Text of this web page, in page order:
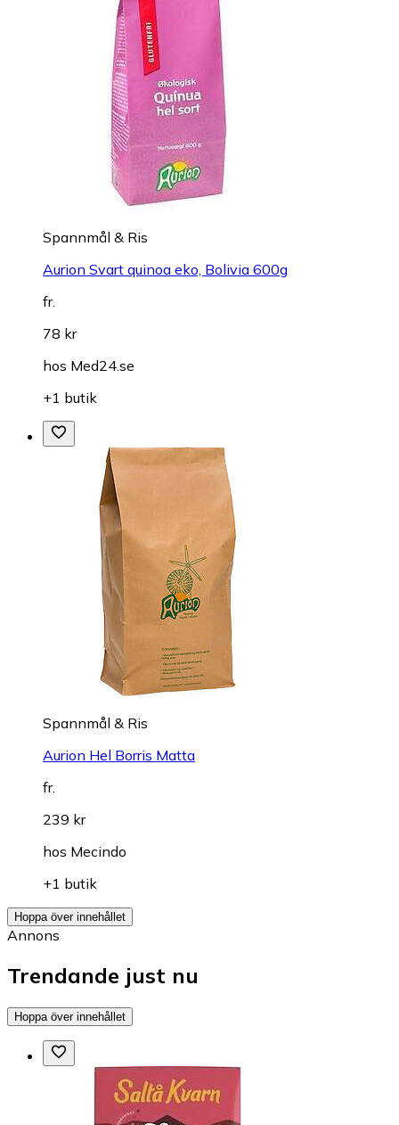
Spannmål & Ris
Aurion Svart quinoa eko, Bolivia 600g
fr.
78 kr
hos Med24.se
+1 butik
Spannmål & Ris
Aurion Hel Borris Matta
fr.
239 kr
hos Mecindo
+1 butik
Hoppa över innehållet
Annons
Trendande just nu
Hoppa över innehållet